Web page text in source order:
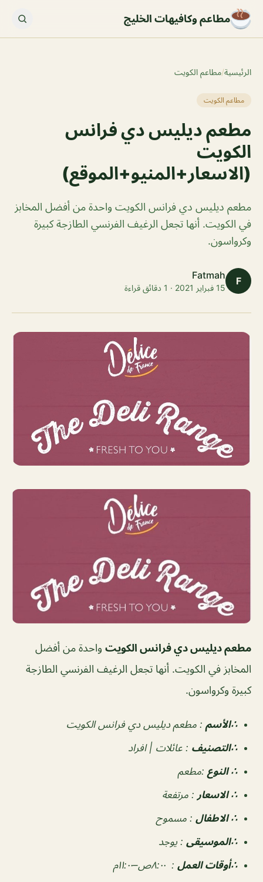
مطاعم وكافيهات الخليج
الرئيسية/مطاعم الكويت
مطاعم الكويت
مطعم ديليس دي فرانس
الكويت
(الاسعار+المنيو+الموقع)
مطعم ديليس دي فرانس الكويت واحدة من أفضل المخابز
في الكويت. أنها تجعل الرغيف الفرنسي الطازجة كبيرة
وكرواسون.
F
Fatmah
15 فبراير 2021 · 1 دقائق قراءة
مطعم ديليس دي فرانس الكويت واحدة من أفضل
المخابز في الكويت. أنها تجعل الرغيف الفرنسي الطازجة
كبيرة وكرواسون.
∴الأسم : مطعم ديليس دي فرانس الكويت
∴التصنيف : عائلات | افراد
∴ النوع :مطعم
∴ الاسعار : مرتفعة
∴ الاطفال : مسموح
∴الموسيقى : يوجد
‏∴أوقات العمل : ٨:٠٠ص–١١:٠٠م